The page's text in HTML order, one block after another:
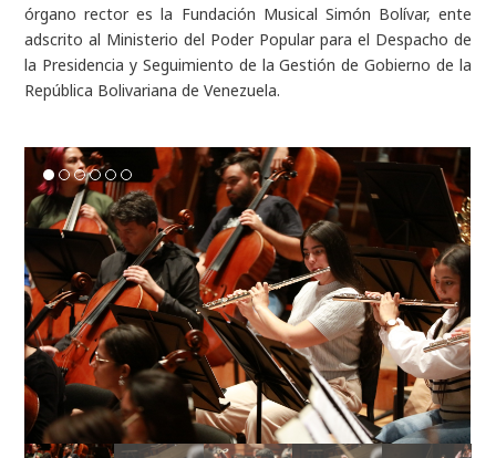
órgano rector es la Fundación Musical Simón Bolívar, ente
adscrito al Ministerio del Poder Popular para el Despacho de
la Presidencia y Seguimiento de la Gestión de Gobierno de la
República Bolivariana de Venezuela.